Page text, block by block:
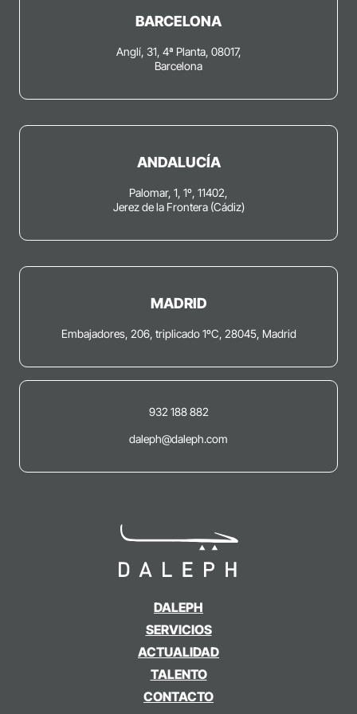
DALEPH
SERVICIOS
ACTUALIDAD
TALENTO
CONTACTO
BARCELONA
Anglí, 31, 4ª Planta, 08017,
Barcelona
ANDALUCÍA
Palomar, 1, 1º, 11402,
Jerez de la Frontera (Cádiz)
MADRID
Embajadores, 206, triplicado 1ºC, 28045, Madrid
932 188 882
daleph@daleph.com